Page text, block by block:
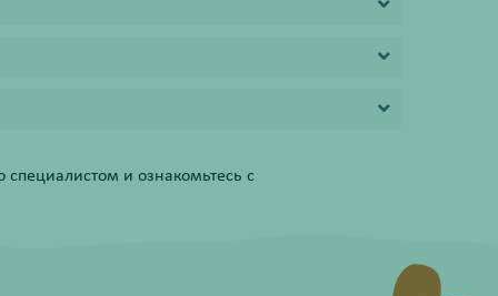
специалистом и ознакомьтесь с